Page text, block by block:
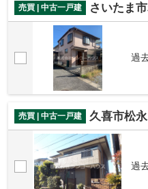
売買 | 中古一戸建 さいたま
過
売買 | 中古一戸建 久喜市松
過